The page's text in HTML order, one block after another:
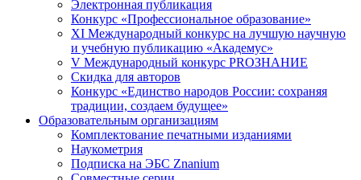
Электронная публикация
Конкурс «Профессиональное образование»
XI Международный конкурс на лучшую научную
и учебную публикацию «Академус»
V Международный конкурс PROЗНАНИЕ
Скидка для авторов
Конкурс «Единство народов России: сохраняя
традиции, создаем будущее»
Образовательным организациям
Комплектование печатными изданиями
Наукометрия
Подписка на ЭБС Znanium